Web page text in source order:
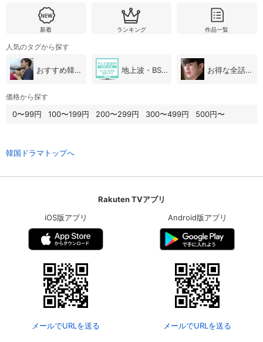
新着 ランキング 作品一覧
人気のタグから探す
おすすめ韓国ドラマ 地上波・BS放送（韓国ドラマ） お得な全話パック
価格から探す
0〜99円 100〜199円 200〜299円 300〜499円 500円〜
韓国ドラマトップへ
Rakuten TVアプリ
iOS版アプリ
メールでURLを送る
Android版アプリ
メールでURLを送る